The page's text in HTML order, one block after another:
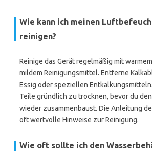
Wie kann ich meinen
reinigen?
Reinige das Gerät regelmäßig mit
mildem Reinigungsmittel. Entferne
Essig oder speziellen
Teile gründlich zu trocknen, bevor du
wieder zusammenbaust. Die Anleitung
oft wertvolle Hinweise zur Reinigung.
Wie oft sollte ich den